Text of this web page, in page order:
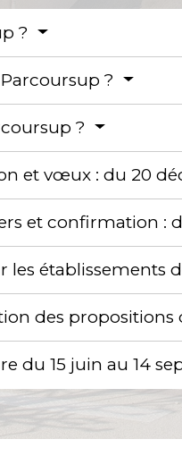
?
?
?
et vœux : du 20
et confirmation :
établissements
des propositions
du 15 juin au 14